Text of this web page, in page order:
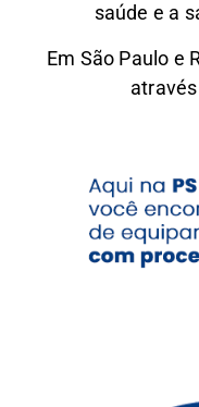
saúde e a
Em São Paulo e